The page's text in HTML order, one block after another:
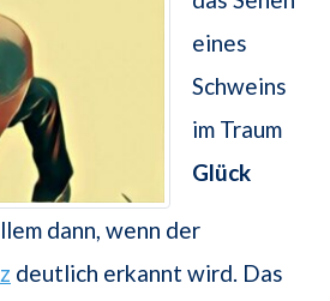
eines
Schweins
im Traum
Glück
dann, wenn der
deutlich erkannt wird. Das